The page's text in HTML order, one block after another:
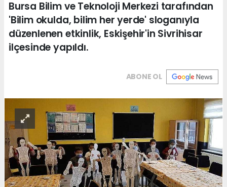
Bursa Bilim ve Teknoloji Merkezi tarafından
'Bilim okulda, bilim her yerde' sloganıyla
düzenlenen etkinlik, Eskişehir'in Sivrihisar
ilçesinde yapıldı.
ABONE OL